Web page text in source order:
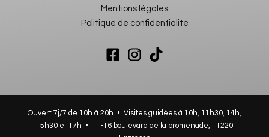
Mentions légales
Politique de confidentialité
Ouvert 7j/7 de 10h à 20h • Visites guidées à 10h, 11h30, 14h,
15h30 et 17h •
11-16 boulevard de la promenade, 11220